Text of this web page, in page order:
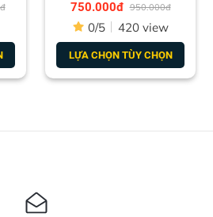
750.000đ 950.000đ
0/5 420 view
LỰA CHỌN TÙY CHỌN